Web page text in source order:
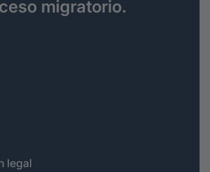
migratorio.
legal